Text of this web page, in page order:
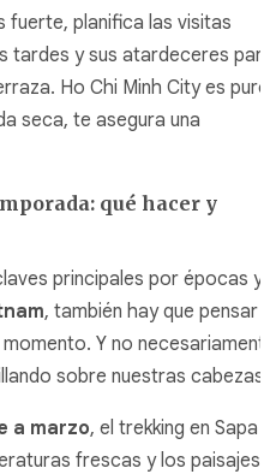
fuerte, planifica las visitas
tardes y sus atardeceres
Ho Chi Minh City es puro
seca, te asegura una
qué hacer y
principales por épocas y
, también hay que pensar
Y no
sobre nuestras
a marzo, el trekking en Sapa
frescas y los paisajes